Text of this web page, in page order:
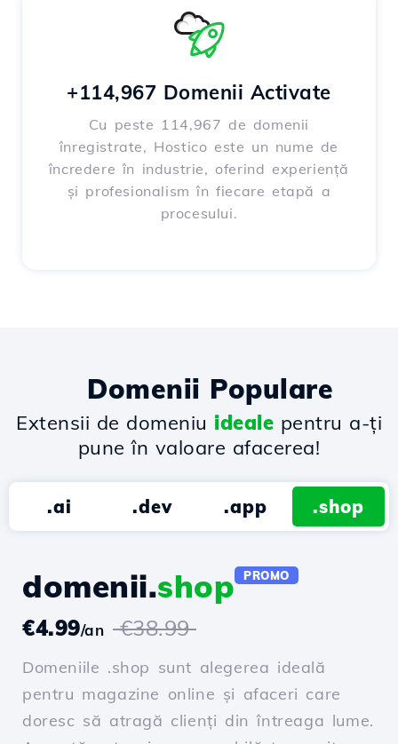
+114,967 Domenii Activate
Cu peste 114,967 de domenii
înregistrate, Hostico este un nume de
încredere în industrie, oferind experiență
și profesionalism în fiecare etapă a
procesului.
Domenii Populare
Extensii de domeniu ideale pentru a-ți
pune în valoare afacerea!
.ai .dev .app .shop
domenii.shop PROMO
€4.99/an €38.99
Domeniile .shop sunt alegerea ideală
pentru magazine online și afaceri care
doresc să atragă clienți din întreaga lume.